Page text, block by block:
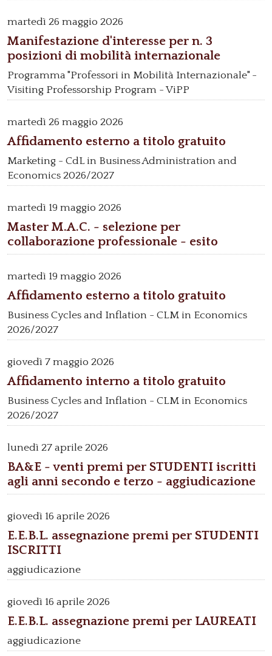
martedì 26 maggio 2026
Manifestazione d'interesse per n. 3
posizioni di mobilità internazionale
Programma "Professori in Mobilità Internazionale" -
Visiting Professorship Program - ViPP
martedì 26 maggio 2026
Affidamento esterno a titolo gratuito
Marketing - CdL in Business Administration and
Economics 2026/2027
martedì 19 maggio 2026
Master M.A.C. - selezione per
collaborazione professionale - esito
martedì 19 maggio 2026
Affidamento esterno a titolo gratuito
Business Cycles and Inflation - CLM in Economics
2026/2027
giovedì 7 maggio 2026
Affidamento interno a titolo gratuito
Business Cycles and Inflation - CLM in Economics
2026/2027
lunedì 27 aprile 2026
BA&E - venti premi per STUDENTI iscritti
agli anni secondo e terzo - aggiudicazione
giovedì 16 aprile 2026
E.E.B.L. assegnazione premi per STUDENTI
ISCRITTI
aggiudicazione
giovedì 16 aprile 2026
E.E.B.L. assegnazione premi per LAUREATI
aggiudicazione